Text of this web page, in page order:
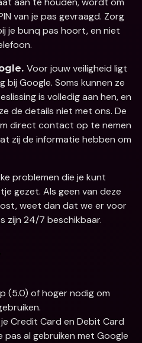
van je pas gevraagd. Zorg
je bunq pas hoort, en niet
Voor jouw veiligheid ligt
bij Google. Soms kunnen ze
is volledig aan hen, en
de details niet met ons. De
direct contact op te nemen
zij de informatie hebben om
problemen die je kunt
gezet. Als geen van deze
weet dan dat we er voor
zijn 24/7 beschikbaar.
(5.0) of hoger nodig om
Credit Card en Debit Card
al gebruiken met Google